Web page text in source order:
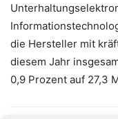
die Hersteller mit
diesem Jahr
0,9 Prozent auf 27,3